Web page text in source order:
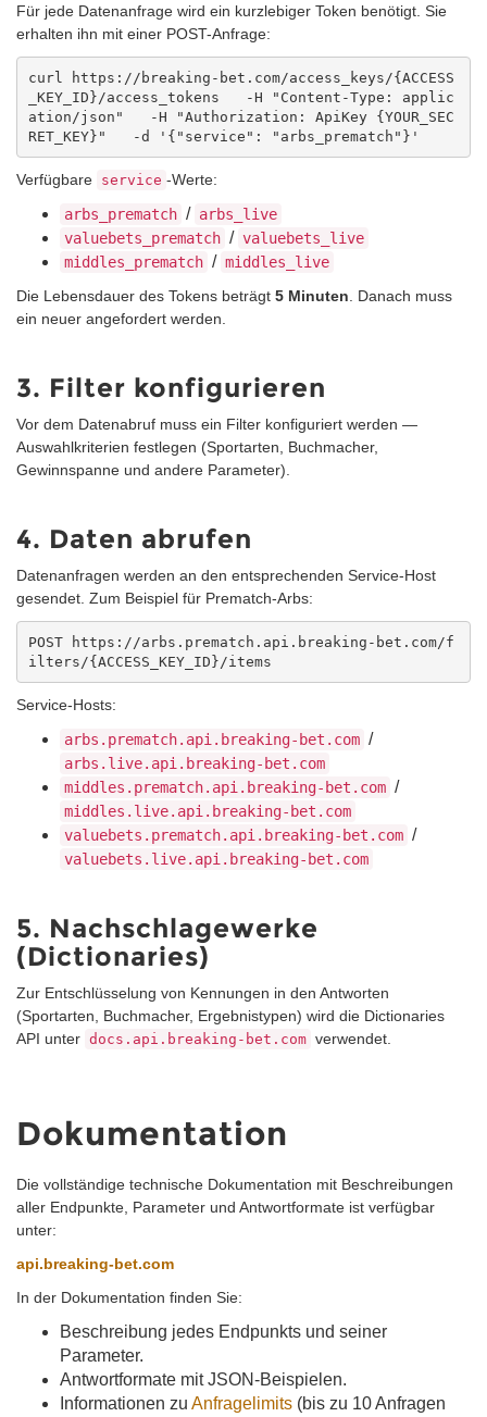
Für jede Datenanfrage wird ein kurzlebiger Token benötigt. Sie
erhalten ihn mit einer POST-Anfrage:
curl https://breaking-bet.com/access_keys/{ACCESS
_KEY_ID}/access_tokens   -H "Content-Type: applic
ation/json"   -H "Authorization: ApiKey {YOUR_SEC
RET_KEY}"   -d '{"service": "arbs_prematch"}'
Verfügbare service -Werte:
arbs_prematch / arbs_live
valuebets_prematch / valuebets_live
middles_prematch / middles_live
Die Lebensdauer des Tokens beträgt 5 Minuten . Danach muss
ein neuer angefordert werden.
3. Filter konfigurieren
Vor dem Datenabruf muss ein Filter konfiguriert werden —
Auswahlkriterien festlegen (Sportarten, Buchmacher,
Gewinnspanne und andere Parameter).
4. Daten abrufen
Datenanfragen werden an den entsprechenden Service-Host
gesendet. Zum Beispiel für Prematch-Arbs:
POST https://arbs.prematch.api.breaking-bet.com/f
ilters/{ACCESS_KEY_ID}/items
Service-Hosts:
arbs.prematch.api.breaking-bet.com /
arbs.live.api.breaking-bet.com
middles.prematch.api.breaking-bet.com /
middles.live.api.breaking-bet.com
valuebets.prematch.api.breaking-bet.com /
valuebets.live.api.breaking-bet.com
5. Nachschlagewerke
(Dictionaries)
Zur Entschlüsselung von Kennungen in den Antworten
(Sportarten, Buchmacher, Ergebnistypen) wird die Dictionaries
API unter docs.api.breaking-bet.com verwendet.
Dokumentation
Die vollständige technische Dokumentation mit Beschreibungen
aller Endpunkte, Parameter und Antwortformate ist verfügbar
unter:
api.breaking-bet.com
In der Dokumentation finden Sie:
Beschreibung jedes Endpunkts und seiner
Parameter.
Antwortformate mit JSON-Beispielen.
Informationen zu Anfragelimits (bis zu 10 Anfragen